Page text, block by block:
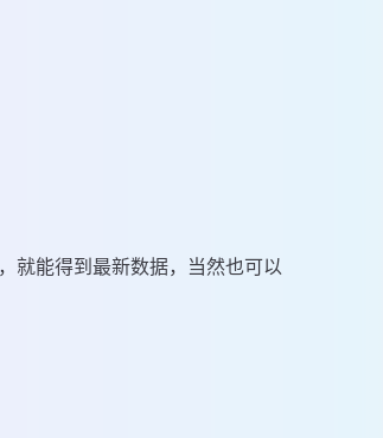
就能得到最新数据，当然也可以